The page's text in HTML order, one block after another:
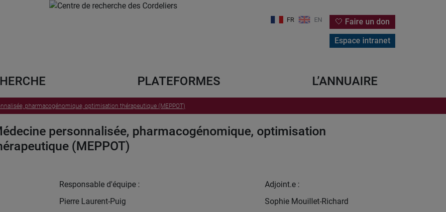
FR EN
🤍 Faire un don
Espace intranet
PLATEFORMES L’ANNUAIRE
pharmacogénomique, optimisation thérapeutique (MEPPOT)
personnalisée, pharmacogénomique, optimisation
(MEPPOT)
Responsable d'équipe :
Pierre Laurent-Puig
Adjoint.e :
Sophie Mouillet-Richard